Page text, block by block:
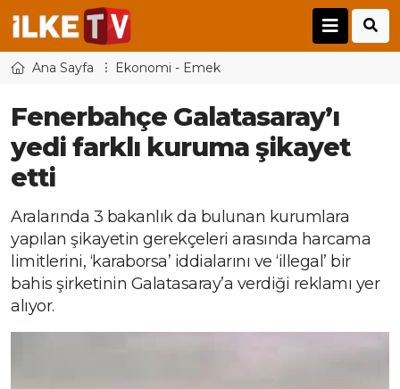
Ana Sayfa Ekonomi - Emek
Fenerbahçe Galatasaray’ı
yedi farklı kuruma şikayet
etti
Aralarında 3 bakanlık da bulunan kurumlara
yapılan şikayetin gerekçeleri arasında harcama
limitlerini, ‘karaborsa’ iddialarını ve ‘illegal’ bir
bahis şirketinin Galatasaray’a verdiği reklamı yer
alıyor.